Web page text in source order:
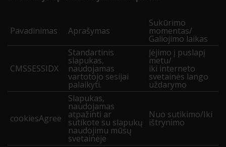
Pavadinimas Aprašymas
Sukūrimo
momentas/
Galiojimo laikas
CMSSESSIDX
Standartinis
slapukas,
naudojamas
vartotojo sesijai
palaikyti.
Įėjimo į puslapį
metu/
iki interneto
svetainės lango
uždarymo
cookiesAgree
Slapukas,
naudojamas
atpažinti ar
sutikote su slapukų
naudojimu mūsų
svetainėje
Nuo sutikimo/Iki
ištrynimo